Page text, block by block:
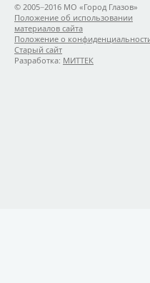
© 2005−2016 МО «Город Глазов»
Положение об использовании
материалов сайта
Положение о
Старый сайт
Разработка: МИТТЕК